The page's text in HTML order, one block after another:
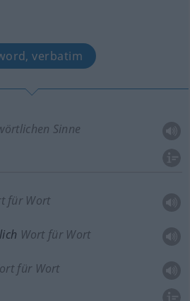
verbatim
Sinne
für Wort
Wort für Wort
für Wort